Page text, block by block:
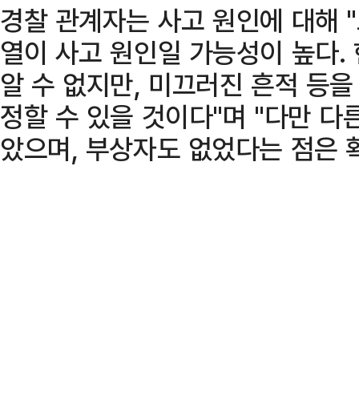
경찰 관계자는 사고 원인에 대해
열이 사고 원인일 가능성이 높다
알 수 없지만, 미끄러진 흔적 등
정할 수 있을 것이다"며 "다만 다
았으며, 부상자도 없었다는 점은